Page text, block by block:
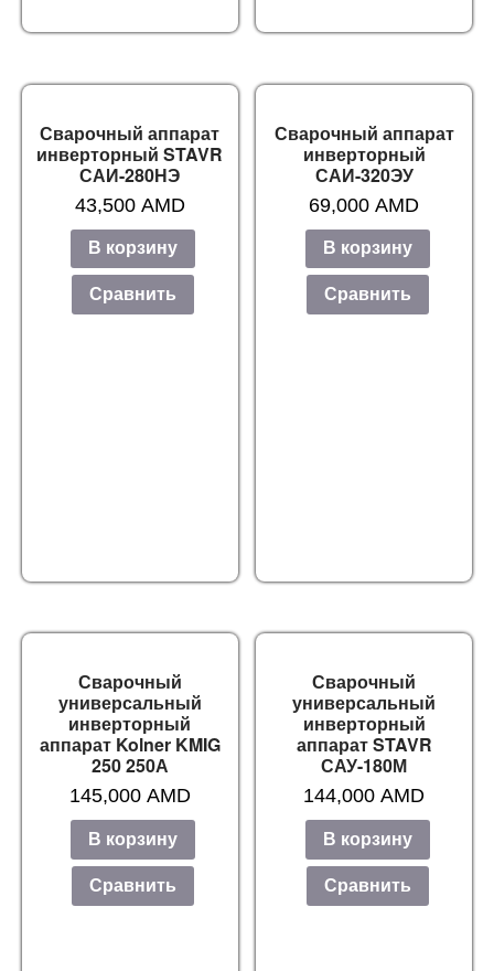
Сварочный аппарат
инверторный STAVR
САИ-280НЭ
43,500 AMD
В корзину
Сравнить
Сварочный аппарат
инверторный
САИ-320ЭУ
69,000AMD
В корзину
Сравнить
Сварочный
универсальный
инверторный
аппарат Kolner KMIG
250 250А
145,000 AMD
В корзину
Сравнить
Сварочный
универсальный
инверторный
аппарат STAVR
САУ-180М
144,000AMD
В корзину
Сравнить